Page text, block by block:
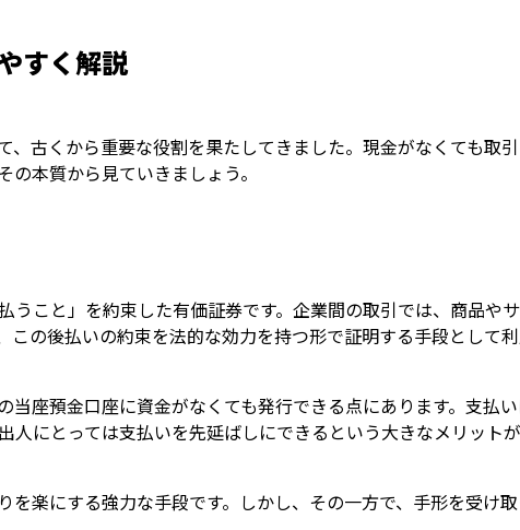
すく解説
古くから重要な役割を果たしてきました。現金がなくても取
本質から見ていきましょう。
こと」を約束した有価証券です。企業間の取引では、商品や
の後払いの約束を法的な効力を持つ形で証明する手段として
座預金口座に資金がなくても発行できる点にあります。支払
にとっては支払いを先延ばしにできるという大きなメリット
楽にする強力な手段です。しかし、その一方で、手形を受け